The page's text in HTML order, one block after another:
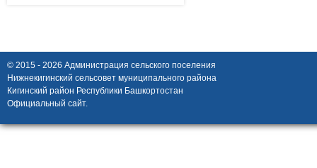
© 2015 - 2026 Администрация сельского поселения
Нижнекигинский сельсовет муниципального района
Кигинский район Республики Башкортостан
Официальный сайт.